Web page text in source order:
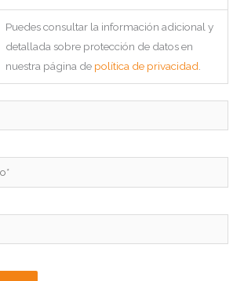
Puedes consultar la información adicional y
detallada sobre protección de datos en
nuestra página de política de privacidad.